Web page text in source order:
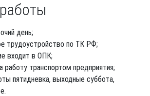
день;
трудоустройство по ТК РФ;
входит в ОПК;
работу транспортом предприятия;
пятидневка, выходные суббота,